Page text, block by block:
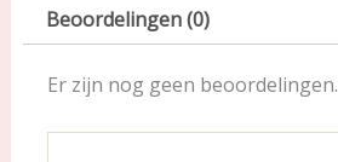
Beoordelingen (0)
Er zijn nog geen beoordelingen.